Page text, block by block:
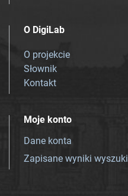
O DigiLab
O projekcie
Słownik
Kontakt
Moje konto
Dane konta
Zapisane wyniki